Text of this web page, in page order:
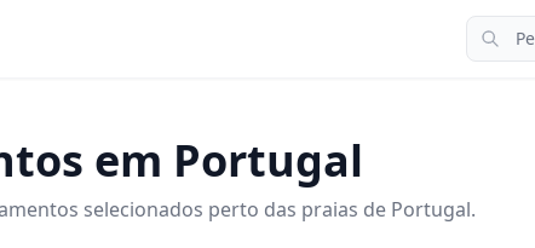
em Portugal
selecionados perto das praias de Portugal.